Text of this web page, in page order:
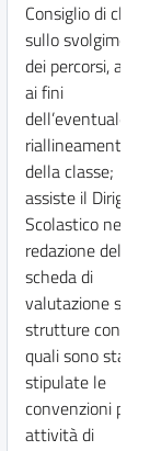
Consiglio di
sullo
dei percorsi,
ai fini
dell’eventuale
riallineamento
della classe;
assiste il
Scolastico nella
redazione della
scheda di
valutazione sulle
strutture con le
quali sono state
stipulate le
convenzioni per
attività di